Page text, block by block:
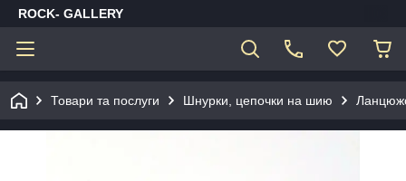
ROCK- GALLERY
Товари та послуги Шнурки, цепочки на шию